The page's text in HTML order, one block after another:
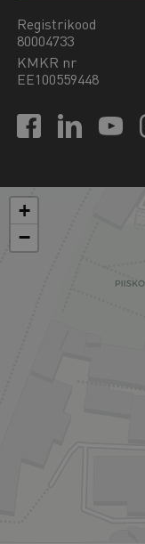
Registrikood
80004733
KMKR nr
EE100559448
+
−